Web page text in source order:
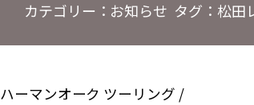
カテゴリー： お知らせ タグ： 松田
ハーマンオーク ツーリング /